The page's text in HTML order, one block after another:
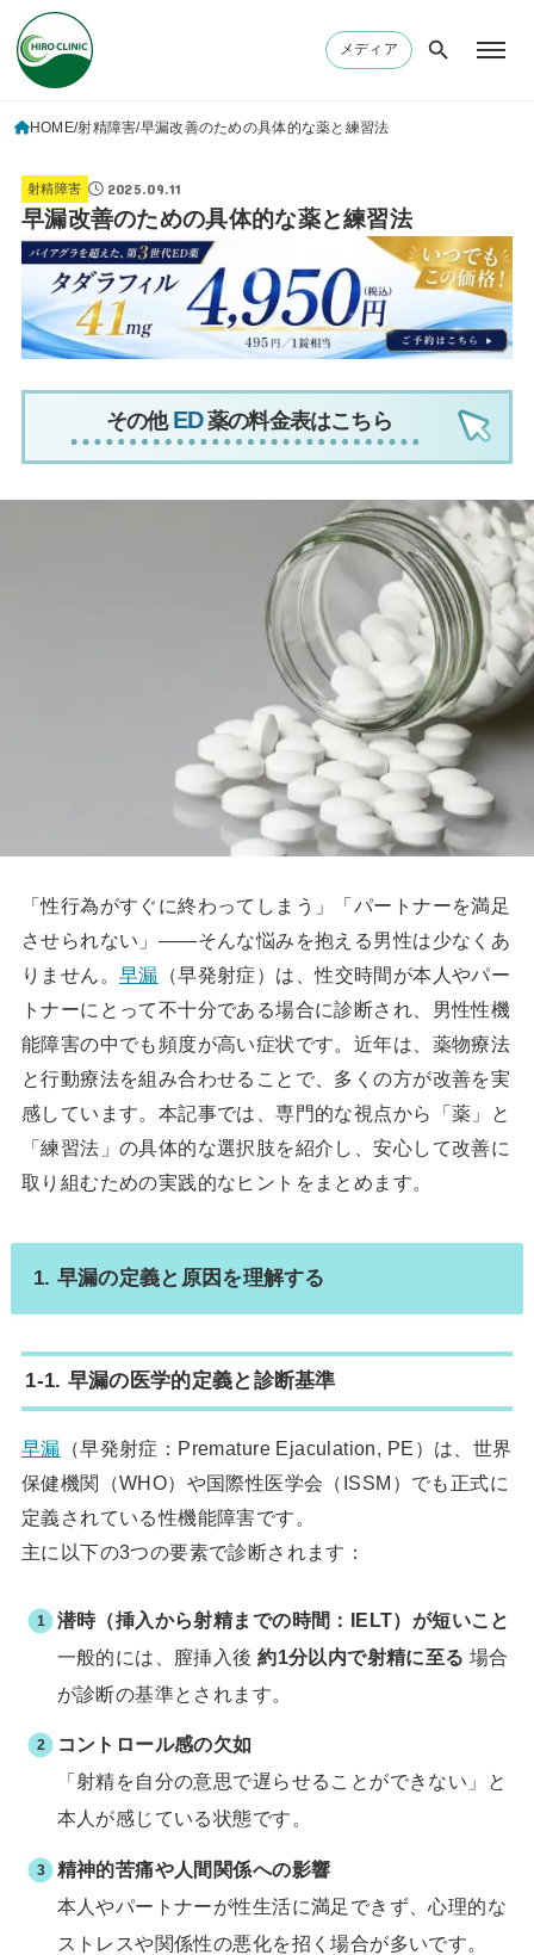
メディア
HOME 射精障害 早漏改善のための具体的な薬と練習法
射精障害 2025.09.11
早漏改善のための具体的な薬と練習法
その他 薬の料金表はこちら
「性行為がすぐに終わってしまう」「パートナーを満足
させられない」――そんな悩みを抱える男性は少なくあ
りません。 早漏 （早発射症）は、性交時間が本人やパー
トナーにとって不十分である場合に診断され、男性性機
能障害の中でも頻度が高い症状です。近年は、薬物療法
と行動療法を組み合わせることで、多くの方が改善を実
感しています。本記事では、専門的な視点から「薬」と
「練習法」の具体的な選択肢を紹介し、安心して改善に
取り組むための実践的なヒントをまとめます。
1. 早漏の定義と原因を理解する
1-1. 早漏の医学的定義と診断基準
早漏 （早発射症：Premature Ejaculation, PE）は、世界
保健機関（WHO）や国際性医学会（ISSM）でも正式に
定義されている性機能障害です。
主に以下の3つの要素で診断されます：
潜時（挿入から射精までの時間：IELT）が短いこと
一般的には、膣挿入後約1分以内で射精に至る 場合
が診断の基準とされます。
コントロール感の欠如
「射精を自分の意思で遅らせることができない」と
本人が感じている状態です。
精神的苦痛や人間関係への影響
本人やパートナーが性生活に満足できず、心理的な
ストレスや関係性の悪化を招く場合が多いです。